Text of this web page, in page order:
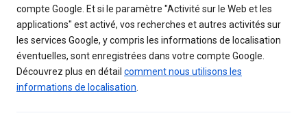
compte Google. Et si le paramètre "Activité sur le Web et les
applications" est activé, vos recherches et autres activités sur
les services Google, y compris les informations de localisation
éventuelles, sont enregistrées dans votre compte Google.
Découvrez plus en détail comment nous utilisons les
informations de localisation.